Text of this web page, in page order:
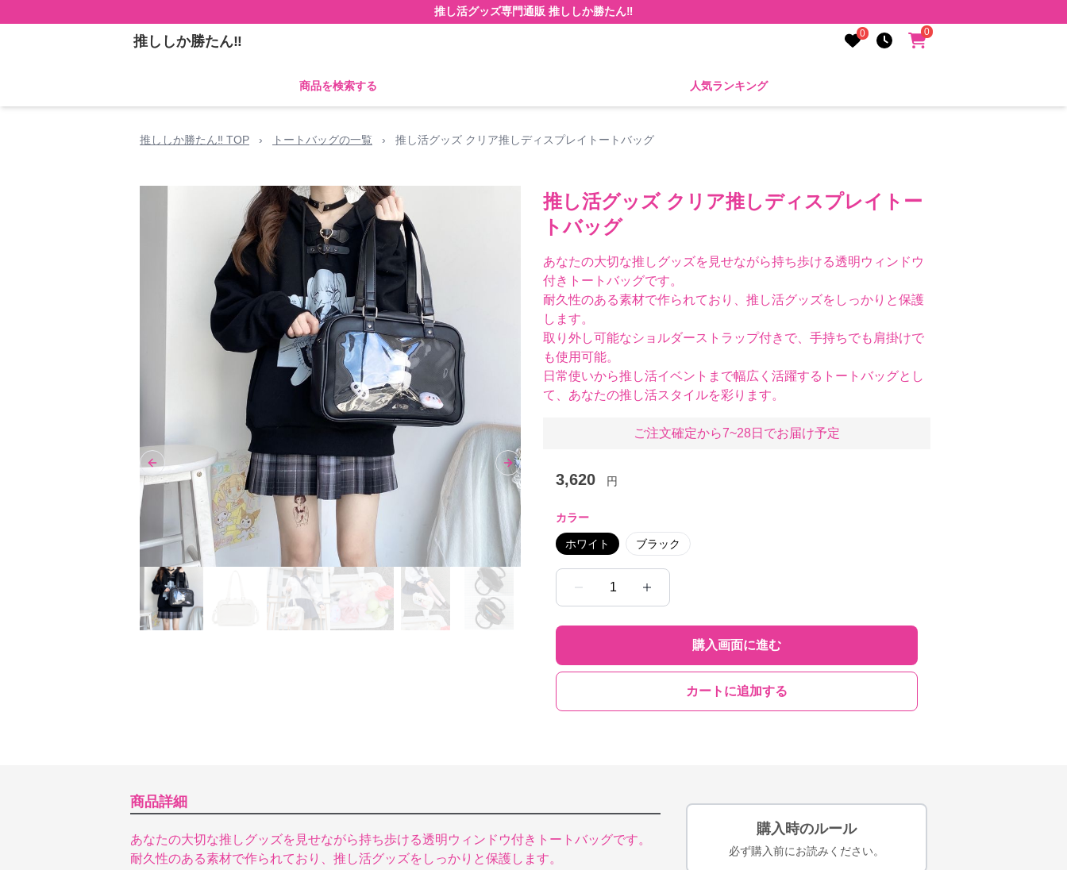
推し活グッズ専門通販 推ししか勝たん‼
推ししか勝たん‼ 0 0
商品を検索する 人気ランキング
推ししか勝たん‼ TOP › トートバッグの一覧 › 推し活グッズ クリア推しディスプレイトートバッグ
Previous slide Next slide
推し活グッズ クリア推しディスプレイトー
トバッグ
あなたの大切な推しグッズを見せながら持ち歩ける透明ウィンドウ
付きトートバッグです。
耐久性のある素材で作られており、推し活グッズをしっかりと保護
します。
取り外し可能なショルダーストラップ付きで、手持ちでも肩掛けで
も使用可能。
日常使いから推し活イベントまで幅広く活躍するトートバッグとし
て、あなたの推し活スタイルを彩ります。
ご注文確定から7~28日でお届け予定
3,620 円
カラー
ホワイト ブラック
1
購入画面に進む
カートに追加する
商品詳細
あなたの大切な推しグッズを見せながら持ち歩ける透明ウィンドウ付きトートバッグです。
耐久性のある素材で作られており、推し活グッズをしっかりと保護します。
購入時のルール
必ず購入前にお読みください。